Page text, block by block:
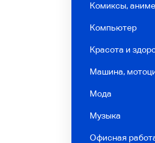
Комиксы, аниме
Компьютер
Красота и
Машина,
Мода
Музыка
Офисная